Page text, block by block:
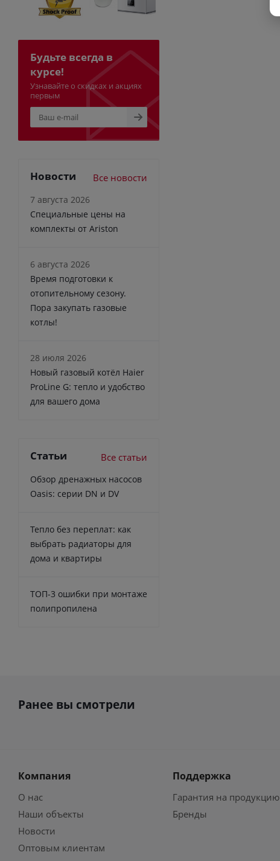
Будьте всегда в
курсе!
Узнавайте о скидках и акциях
первым
Новости Все новости
7 августа 2026
Специальные цены на
комплекты от Ariston
6 августа 2026
Время подготовки к
отопительному сезону.
Пора закупать газовые
котлы!
28 июля 2026
Новый газовый котёл Haier
ProLine G: тепло и удобство
для вашего дома
Статьи Все статьи
Обзор дренажных насосов
Oasis: серии DN и DV
Тепло без переплат: как
выбрать радиаторы для
дома и квартиры
ТОП-3 ошибки при монтаже
полипропилена
Ранее вы смотрели
Компания
О нас
Наши объекты
Новости
Оптовым клиентам
Поддержка
Гарантия на продукцию
Бренды